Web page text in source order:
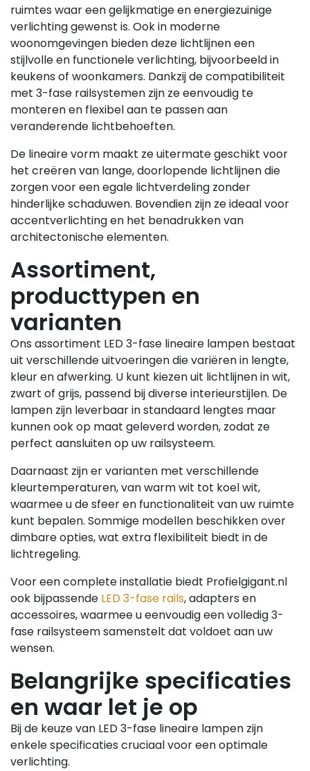
ruimtes waar een gelijkmatige en energiezuinige
verlichting gewenst is. Ook in moderne
woonomgevingen bieden deze lichtlijnen een
stijlvolle en functionele verlichting, bijvoorbeeld in
keukens of woonkamers. Dankzij de compatibiliteit
met 3-fase railsystemen zijn ze eenvoudig te
monteren en flexibel aan te passen aan
veranderende lichtbehoeften.
De lineaire vorm maakt ze uitermate geschikt voor
het creëren van lange, doorlopende lichtlijnen die
zorgen voor een egale lichtverdeling zonder
hinderlijke schaduwen. Bovendien zijn ze ideaal voor
accentverlichting en het benadrukken van
architectonische elementen.
Assortiment,
producttypen en
varianten
Ons assortiment LED 3-fase lineaire lampen bestaat
uit verschillende uitvoeringen die variëren in lengte,
kleur en afwerking. U kunt kiezen uit lichtlijnen in wit,
zwart of grijs, passend bij diverse interieurstijlen. De
lampen zijn leverbaar in standaard lengtes maar
kunnen ook op maat geleverd worden, zodat ze
perfect aansluiten op uw railsysteem.
Daarnaast zijn er varianten met verschillende
kleurtemperaturen, van warm wit tot koel wit,
waarmee u de sfeer en functionaliteit van uw ruimte
kunt bepalen. Sommige modellen beschikken over
dimbare opties, wat extra flexibiliteit biedt in de
lichtregeling.
Voor een complete installatie biedt Profielgigant.nl
ook bijpassende LED 3-fase rails, adapters en
accessoires, waarmee u eenvoudig een volledig 3-
fase railsysteem samenstelt dat voldoet aan uw
wensen.
Belangrijke specificaties
en waar let je op
Bij de keuze van LED 3-fase lineaire lampen zijn
enkele specificaties cruciaal voor een optimale
verlichting.